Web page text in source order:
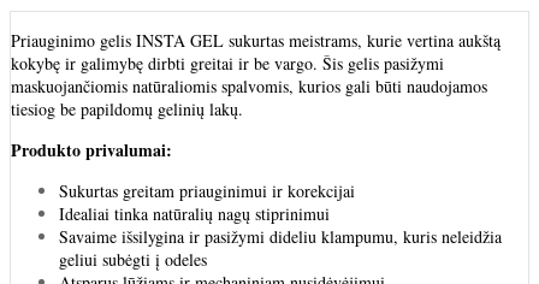
Priauginimo gelis INSTA GEL sukurtas meistrams, kurie vertina aukštą
kokybę ir galimybę dirbti greitai ir be vargo. Šis gelis pasižymi
maskuojančiomis natūraliomis spalvomis, kurios gali būti naudojamos
tiesiog be papildomų gelinių lakų.
Produkto privalumai:
Sukurtas greitam priauginimui ir korekcijai
Idealiai tinka natūralių nagų stiprinimui
Savaime išsilygina ir pasižymi dideliu klampumu, kuris neleidžia
geliui subėgti į odeles